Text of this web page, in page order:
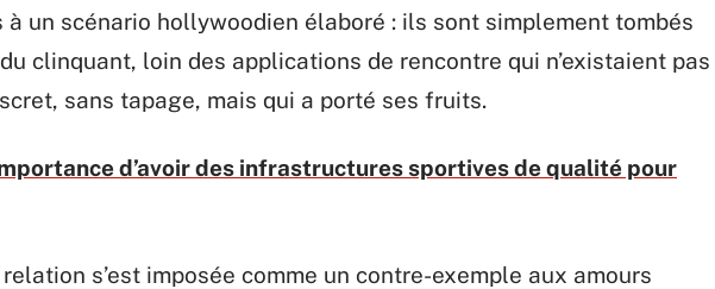
à un scénario hollywoodien élaboré : ils sont simplement tombés
du clinquant, loin des applications de rencontre qui n’existaient pas
sans tapage, mais qui a porté ses fruits.
d’avoir des infrastructures sportives de qualité pour
s’est imposée comme un contre-exemple aux amours